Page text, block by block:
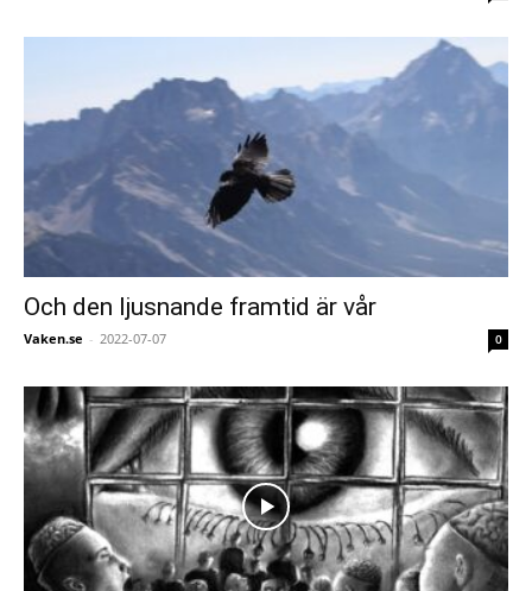
Och den ljusnande framtid är vår
Vaken.se - 2022-07-07 0